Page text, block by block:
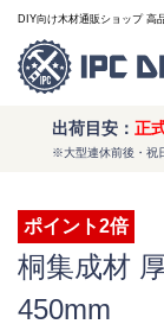
DIY向け木材通販ショップ 高
出荷目安： 正
※大型連休前後・祝
ポイント2倍
桐集成材
450mm